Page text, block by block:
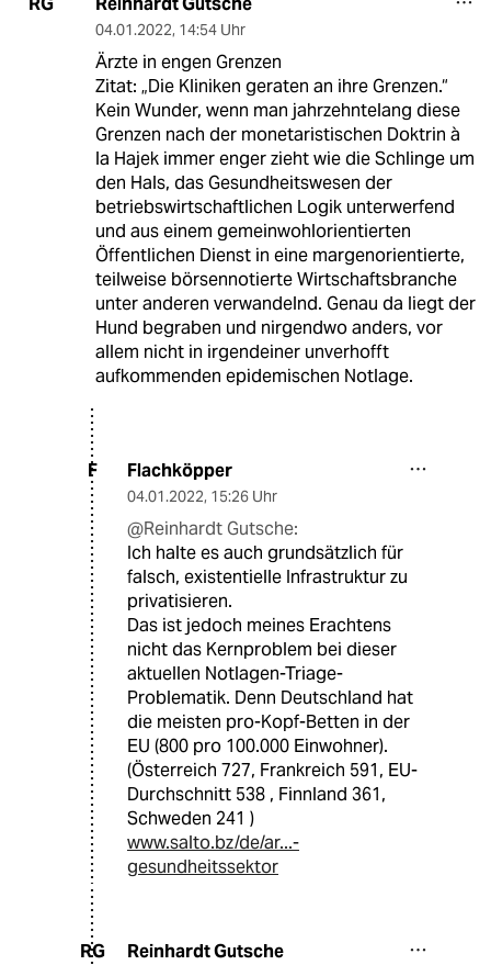
04.01.2022, 14:54 Uhr
Ärzte in engen Grenzen
Zitat: „Die Kliniken geraten an ihre Grenzen.“
Kein Wunder, wenn man jahrzehntelang diese
Grenzen nach der monetaristischen Doktrin à
la Hajek immer enger zieht wie die Schlinge um
den Hals, das Gesundheitswesen der
betriebswirtschaftlichen Logik unterwerfend
und aus einem gemeinwohlorientierten
Öffentlichen Dienst in eine margenorientierte,
teilweise börsennotierte Wirtschaftsbranche
unter anderen verwandelnd. Genau da liegt der
Hund begraben und nirgendwo anders, vor
allem nicht in irgendeiner unverhofft
aufkommenden epidemischen Notlage.
F Flachköpper
04.01.2022, 15:26 Uhr
@Reinhardt Gutsche:
Ich halte es auch grundsätzlich für
falsch, existentielle Infrastruktur zu
privatisieren.
Das ist jedoch meines Erachtens
nicht das Kernproblem bei dieser
aktuellen Notlagen-Triage-
Problematik. Denn Deutschland hat
die meisten pro-Kopf-Betten in der
EU (800 pro 100.000 Einwohner).
(Österreich 727, Frankreich 591, EU-
Durchschnitt 538 , Finnland 361,
Schweden 241 )
www.salto.bz/de/ar...-
gesundheitssektor
RG Reinhardt Gutsche